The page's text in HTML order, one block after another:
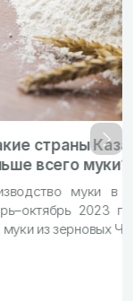
на 1% За
2,7 млн